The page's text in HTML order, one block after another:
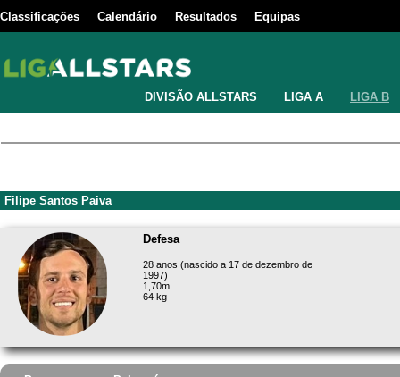
Classificações Calendário Resultados Equipas
DIVISÃO ALLSTARS LIGA A LIGA B
Filipe Santos Paiva
Defesa
28 anos (nascido a 17 de dezembro de
1997)
1,70m
64 kg